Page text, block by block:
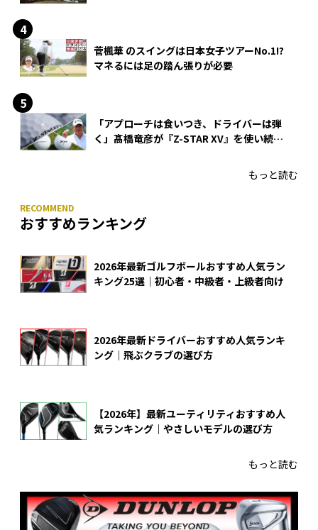
菅楓華 のスイングは日本女子ツアーNo.1!?
マネるには足の踏ん張りが必要
「アプローチは食いつき、ドライバーは弾
く」髙橋竜彦が『Z-STAR XV』を使い続け
もっと読む
おすすめランキング
2026年最新ゴルフボールおすすめ人気ラン
キング25選｜初心者・中級者・上級者向け
2026年最新ドライバーおすすめ人気ランキ
ング｜飛ぶクラブの選び方
【2026年】最新ユーティリティおすすめ人
気ランキング｜やさしいモデルの選び方
もっと読む